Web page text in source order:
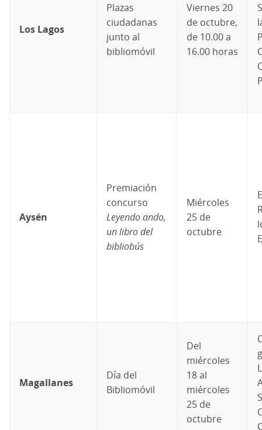
Los Lagos
Plazas
ciudadanas
junto al
bibliomóvil
Viernes 20
de octubre,
de 10.00 a
16.00 horas
Aysén
Premiación
concurso
Leyendo ando,
un libro del
bibliobús
Miércoles
25 de
octubre
Magallanes
Día del
Bibliomóvil
Del
miércoles
18 al
miércoles
25 de
octubre